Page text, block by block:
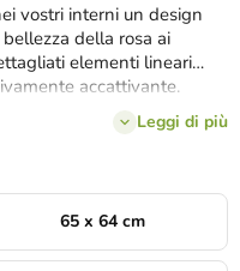
vostri interni un design
della rosa ai
elementi lineari
accattivante.
da letto o spazi di
e un toccoLeggi di più
65 x 64 cm